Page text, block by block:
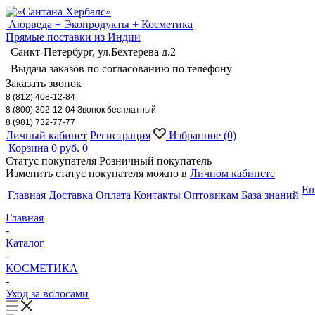
Аюрведа + Экопродукты + Косметика
Прямые поставки из Индии
Санкт-Петербург, ул.Бехтерева д.2
Выдача заказов по согласованию по телефону
Заказать звонок
8 (812) 408-12-84
8 (800) 302-12-04 Звонок бесплатный
8 (981) 732-77-77
Личный кабинет Регистрация Избранное (0)
Корзина 0 руб. 0
Статус покупателя Розничный покупатель
Изменить статус покупателя можно в Личном кабинете
Главная Доставка Оплата Контакты Оптовикам База знаний
Главная
-
Каталог
-
КОСМЕТИКА
-
Уход за волосами